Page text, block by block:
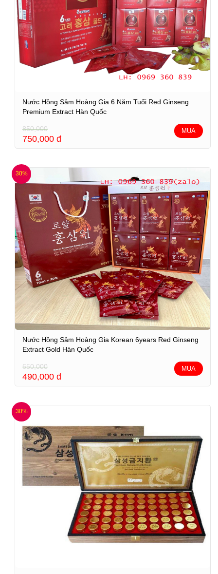
Nước Hồng Sâm Hoàng Gia 6 Năm Tuổi Red Ginseng
Premium Extract Hàn Quốc
850,000
750,000 đ
MUA
30%
Nước Hồng Sâm Hoàng Gia Korean 6years Red Ginseng
Extract Gold Hàn Quốc
650,000
490,000 đ
MUA
30%